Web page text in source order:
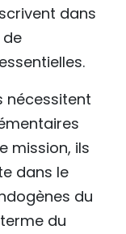
dans
nécessitent
mission, ils
dans le
du
du